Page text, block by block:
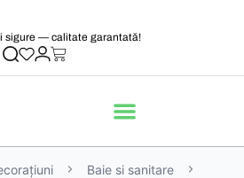
sigure — calitate garantată!
Baie si sanitare